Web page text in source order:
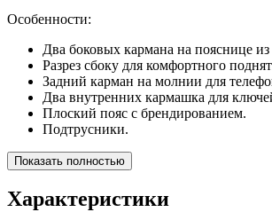
Особенности:
Два боковых кармана на пояснице из
Разрез сбоку для комфортного
Задний карман на молнии для
Два внутренних кармашка для
Плоский пояс с брендированием.
Подтрусники.
Показать полностью
Характеристики